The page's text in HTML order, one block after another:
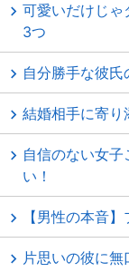
可愛いだけじゃ
3つ
自分勝手な彼
結婚相手に寄り
自信のない女
い！
【男性の本音
片思いの彼に